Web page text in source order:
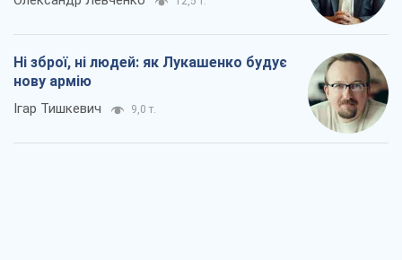
Ні зброї, ні людей: як Лукашенко будує
нову армію
Ігар Тишкевич 9,0 т.